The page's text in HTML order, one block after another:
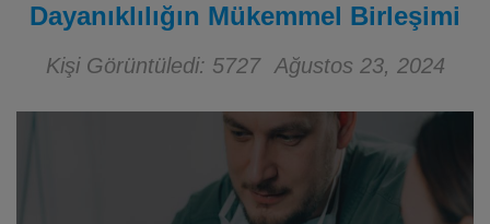
Dayanıklılığın Mükemmel Birleşimi
Kişi Görüntüledi: 5727 Ağustos 23, 2024